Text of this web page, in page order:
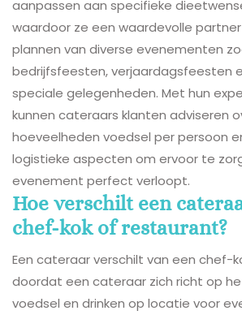
aanpassen aan specifieke
waardoor ze een waardevolle
plannen van diverse evenementen
bedrijfsfeesten, verjaardagsfeesten
speciale gelegenheden. Met hun
kunnen cateraars klanten adviseren
hoeveelheden voedsel per persoon
logistieke aspecten om ervoor te
evenement perfect verloopt.
Hoe verschilt een
chef-kok of restaurant?
Een cateraar verschilt van een chef-
doordat een cateraar zich richt op
voedsel en drinken op locatie voor